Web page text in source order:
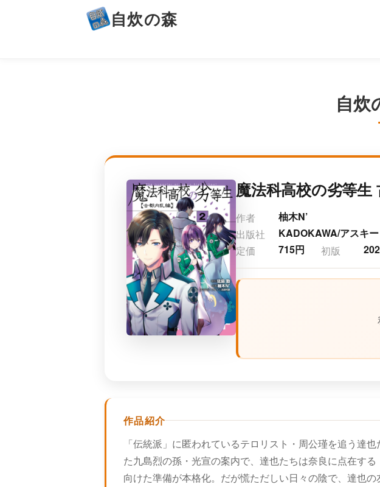
自炊の森
自炊
魔法科高校の劣等生
作者
柚木N’
出版社
KADOKAWA/アスキ
定価
715円 初版
作品紹介
「伝統派」に匿われているテロリスト・周公瑾を追う達
た九島烈の孫・光宣の案内で、達也たちは奈良に点在す
向けた準備が本格化。だが慌ただしい日々の陰で、達也